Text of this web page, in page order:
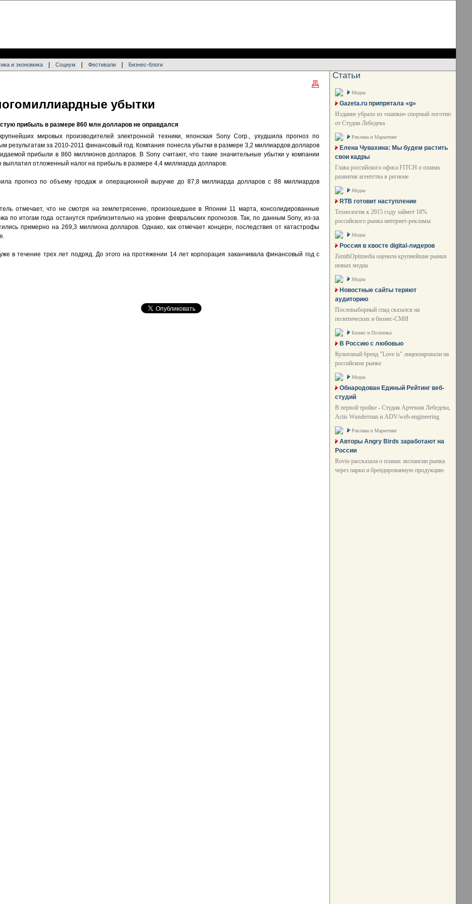
и экономика Социум Фестивали Бизнес-блоги
убытки
прибыль в размере 860 млн долларов не оправдался
мировых производителей электронной техники, японская Sony Corp., ухудшила прогноз по
результатам за 2010-2011 финансовый год. Компания понесла убытки в размере 3,2 миллиардов долларов
прибыли в 860 миллионов долларов. В Sony считают, что такие значительные убытки у компании
выплатил отложенный налог на прибыль в размере 4,4 миллиарда долларов.
прогноз по объему продаж и операционной выручке до 87,8 миллиарда долларов с 88 миллиардов
отмечает, что не смотря на землетрясение, произошедшее в Японии 11 марта, консолидированные
по итогам года останутся приблизительно на уровне февральских прогнозов. Так, по данным Sony, из-за
примерно на 269,3 миллиона долларов. Однако, как отмечает концерн, последствия от катастрофы
в течение трех лет подряд. До этого на протяжении 14 лет корпорация заканчивала финансовый год с
Статьи
Медиа
Gazeta.ru припрятала «g»
Издание убрало из «шапки» спорный логотип
от Студии Лебедева
Реклама и Маркетинг
Елена Чувахина: Мы будем растить
свои кадры
Глава российского офиса FITCH о планах
развития агентства в регионе
Медиа
RTB готовит наступление
Технология к 2015 году займет 18%
российского рынка интернет-рекламы
Медиа
Россия в хвосте digital-лидеров
ZenithOptimedia оценила крупнейшие рынки
новых медиа
Медиа
Новостные сайты теряют
аудиторию
Послевыборный спад сказался на
политических и бизнес-СМИ
Бизнес и Политика
В Россию с любовью
Культовый бренд "Love is" лицензировали на
российском рынке
Медиа
Обнародован Единый Рейтинг веб-
студий
В первой тройке - Студия Артемия Лебедева,
Actis Wunderman и ADV/web-engineering
Реклама и Маркетинг
Авторы Angry Birds заработают на
России
Rovio рассказала о планах экспансии рынка
через парки и брендированную продукцию